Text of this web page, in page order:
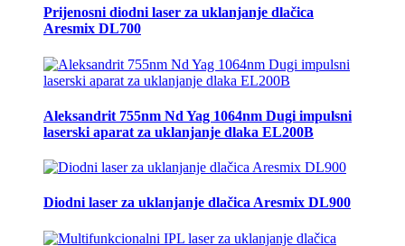
Prijenosni diodni laser za uklanjanje dlačica
Aresmix DL700
Aleksandrit 755nm Nd Yag 1064nm Dugi impulsni
laserski aparat za uklanjanje dlaka EL200B
Diodni laser za uklanjanje dlačica Aresmix DL900